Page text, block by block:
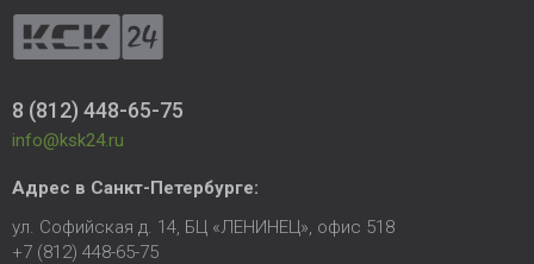
8 (812) 448-65-75
info@ksk24.ru
Адрес в Санкт-Петербурге:
ул. Софийская д. 14, БЦ «ЛЕНИНЕЦ», офис 518
+7 (812) 448-65-75